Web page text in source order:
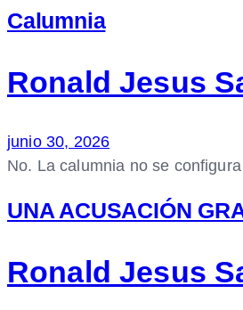
Calumnia
Ronald Jesus
junio 30, 2026
No. La calumnia no se
UNA ACUSACIÓN
Ronald Jesus